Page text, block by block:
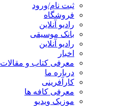
ثبت نام/ورود
فروشگاه
رادیو آنلاین
بانک موسیقی
رادیو آنلاین
اخبار
معرفی کتاب و مقالات
درباره ما
کارآفرینی
معرفی کافه ها
موزیک ویدیو